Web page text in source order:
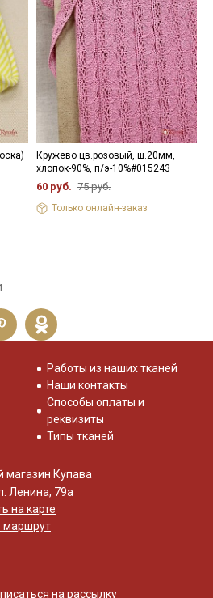
Кружево цв.розовый, ш.20мм,
хлопок-90%, п/э-10%#015243
60 руб. 75 руб.
Только онлайн-заказ
Работы из наших тканей
Наши контакты
Способы оплаты и
реквизиты
Типы тканей
магазин Купава
Ленина, 79а
на карте
маршрут
на рассылку